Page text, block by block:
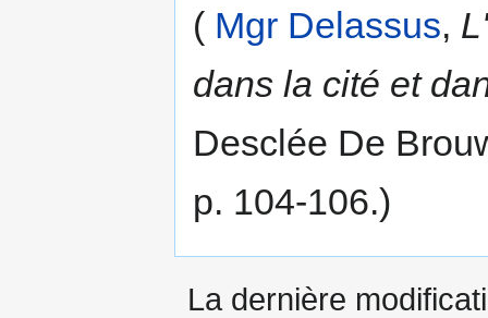
( Mgr Delassus,
dans la cité et
Desclée De
p. 104-106.)
La dernière